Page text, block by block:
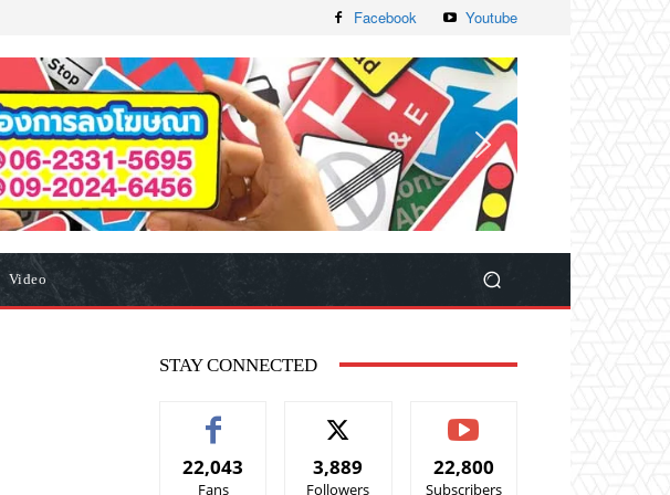
Facebook Youtube
Video
STAY CONNECTED
22,043
Fans
3,889
Followers
22,800
Subscribers